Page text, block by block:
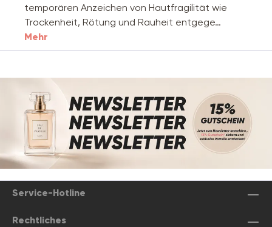
temporären Anzeichen von Hautfragilität wie
Trockenheit, Rötung und Rauheit entgege…
Mehr
Service-Hotline
Rechtliches